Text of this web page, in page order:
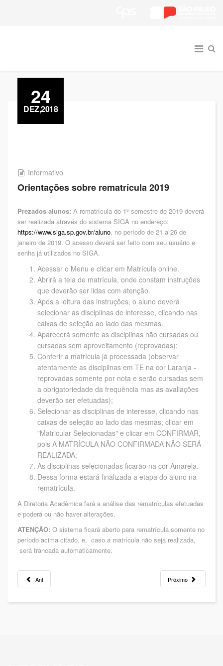
24
DEZ,2018
Informativo
Orientações sobre rematrícula 2019
Prezados alunos: A rematrícula do 1º semestre de 2019 deverá
ser realizada através do sistema SIGA no endereço:
https://www.siga.sp.gov.br/aluno, no período de 21 a 26 de
janeiro de 2019. O acesso deverá ser feito com seu usuário e
senha já utilizados no SIGA.
Acessar o Menu e clicar em Matrícula online.
Abrirá a tela de matrícula, onde constam instruções
que deverão ser lidas com atenção.
Após a leitura das instruções, o aluno deverá
selecionar as disciplinas de interesse, clicando nas
caixas de seleção ao lado das mesmas.
Aparecerá somente as disciplinas não cursadas ou
cursadas sem aproveitamento (reprovadas);
Conferir a matrícula já processada (observar
atentamente as disciplinas em TE na cor Laranja -
reprovadas somente por nota e serão cursadas sem
a obrigatoriedade da frequência mas as avaliações
deverão ser efetuadas);
Selecionar as disciplinas de interesse, clicando nas
caixas de seleção ao lado das mesmas; clicar em
"Matricular Selecionadas" e clicar em CONFIRMAR,
pois A MATRÍCULA NÃO CONFIRMADA NÃO SERÁ
REALIZADA;
As disciplinas selecionadas ficarão na cor Amarela.
Dessa forma estará finalizada a etapa do aluno na
rematrícula.
A Diretoria Acadêmica fará a análise das rematrículas efetuadas
e poderá ou não haver alterações.
ATENÇÃO: O sistema ficará aberto para rematrícula somente no
período acima citado, e, caso a matrícula não seja realizada,
será trancada automaticamente.
Ant Próximo